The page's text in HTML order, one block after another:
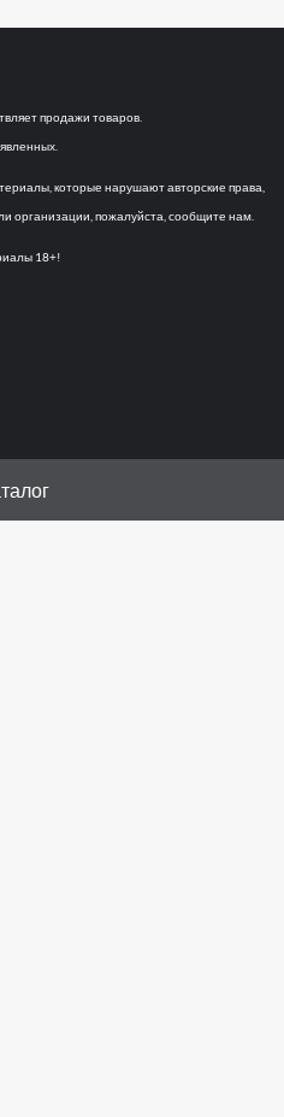
продажи товаров.
которые нарушают авторские права,
пожалуйста, сообщите нам.
18+!